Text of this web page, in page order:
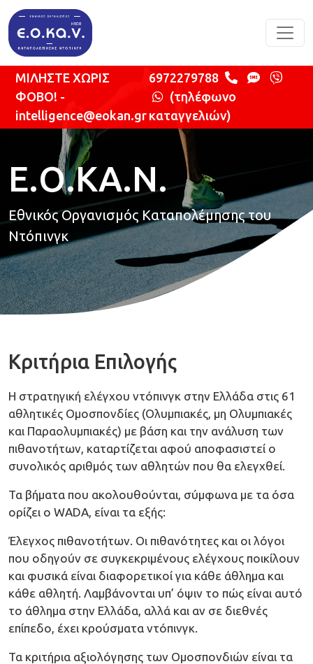
Παράκαμψη προς το κυρίως περιεχόμενο
ΜΙΛΗΣΤΕ ΧΩΡΙΣ
ΦΟΒΟ! -
intelligence@eokan.gr
6972279788
(τηλέφωνο
καταγγελιών)
Ε.Ο.ΚΑ.Ν.
Εθνικός Οργανισμός Καταπολέμησης του
Ντόπινγκ
Κριτήρια Επιλογής
Η στρατηγική ελέγχου ντόπινγκ στην Ελλάδα στις 61
αθλητικές Ομοσπονδίες (Ολυμπιακές, μη Ολυμπιακές
και Παραολυμπιακές) με βάση και την ανάλυση των
πιθανοτήτων, καταρτίζεται αφού αποφασιστεί ο
συνολικός αριθμός των αθλητών που θα ελεγχθεί.
Τα βήματα που ακολουθούνται, σύμφωνα με τα όσα
ορίζει ο WADA, είναι τα εξής:
Έλεγχος πιθανοτήτων. Οι πιθανότητες και οι λόγοι
που οδηγούν σε συγκεκριμένους ελέγχους ποικίλουν
και φυσικά είναι διαφορετικοί για κάθε άθλημα και
κάθε αθλητή. Λαμβάνονται υπ’ όψιν το πώς είναι αυτό
το άθλημα στην Ελλάδα, αλλά και αν σε διεθνές
επίπεδο, έχει κρούσματα ντόπινγκ.
Τα κριτήρια αξιολόγησης των Ομοσπονδιών είναι τα